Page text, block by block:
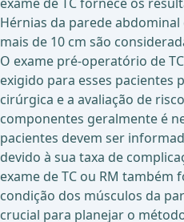
Hérnias da parede
mais de 10 cm são
O exame pré-operatório de
exigido para esses pacientes
cirúrgica e a avaliação de
componentes geralmente é
pacientes devem ser
devido à sua taxa de
exame de TC ou RM
condição dos músculos da
crucial para planejar o